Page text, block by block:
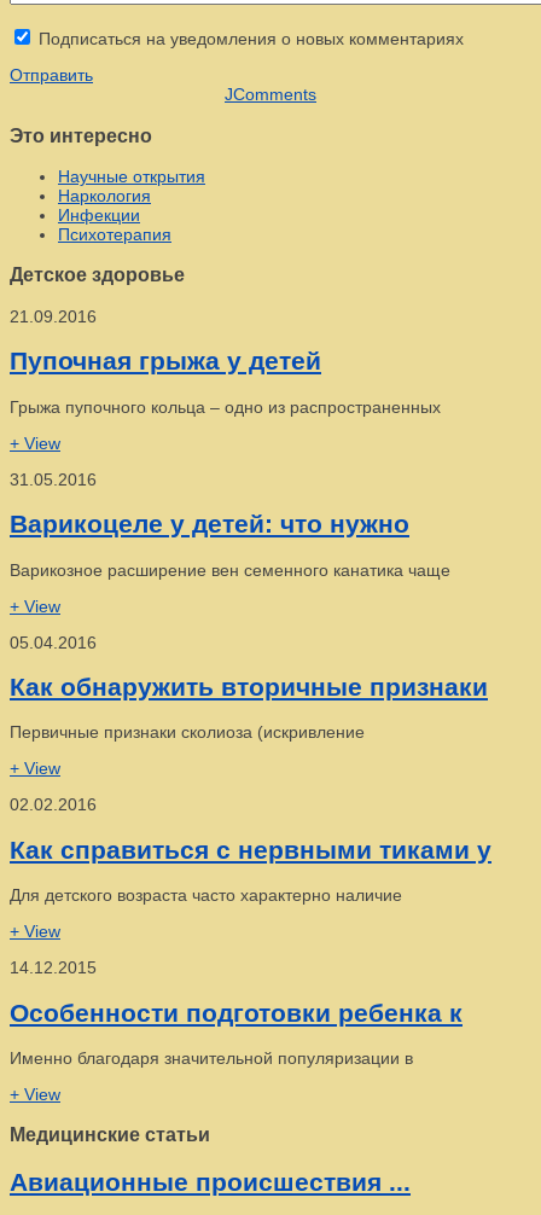
Подписаться на уведомления о новых комментариях
Отправить
JComments
Это интересно
Научные открытия
Наркология
Инфекции
Психотерапия
Детское здоровье
21.09.2016
Пупочная грыжа у детей
Грыжа пупочного кольца – одно из распространенных
+ View
31.05.2016
Варикоцеле у детей: что нужно
Варикозное расширение вен семенного канатика чаще
+ View
05.04.2016
Как обнаружить вторичные признаки
Первичные признаки сколиоза (искривление
+ View
02.02.2016
Как справиться с нервными тиками у
Для детского возраста часто характерно наличие
+ View
14.12.2015
Особенности подготовки ребенка к
Именно благодаря значительной популяризации в
+ View
Медицинские статьи
Авиационные происшествия ...